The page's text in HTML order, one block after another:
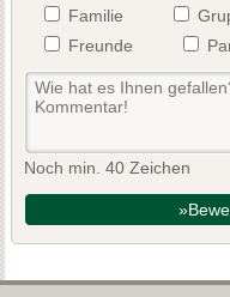
Familie
Freunde
Noch min. 40 Zeichen